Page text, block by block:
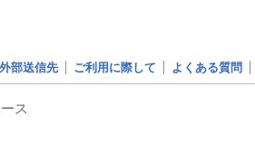
外部送信先 ご利用に際して よくある質問
ス